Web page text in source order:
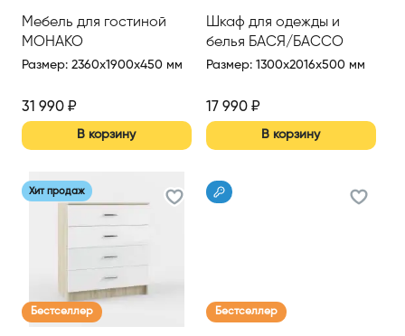
Мебель для гостиной
МОНАКО
Размер: 2360x1900x450 мм
31 990 ₽
В корзину
Шкаф для одежды и
белья БАСЯ/БАССО
Размер: 1300x2016x500 мм
17 990₽
В корзину
Хит продаж
Бестселлер Бестселлер